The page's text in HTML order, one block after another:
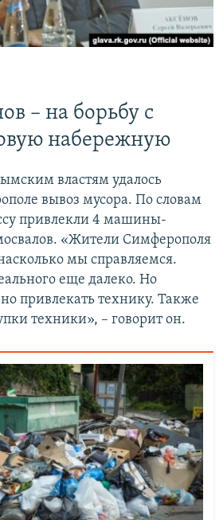
– на борьбу с
набережную
властям удалось
вывоз мусора. По словам
привлекли 4 машины-
«Жители Симферополя
мы справляемся.
еще далеко. Но
привлекать технику. Также
техники», – говорит он.